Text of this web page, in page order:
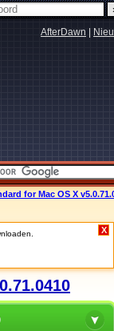
AfterDawn
for Mac OS X
X